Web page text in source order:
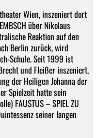
Wien, inszeniert dort
über Nikolaus
Reaktion auf den
Berlin zurück, wird
Schule. Seit 1999 ist
und Fleißer inszeniert,
der Heiligen Johanna der
Spielzeit hatte sein
FAUSTUS – SPIEL ZU
seiner langen